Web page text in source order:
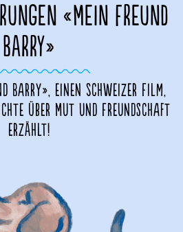
«MEIN FREUND
BARRY»
Barry», einen Schweizer Film,
über Mut und Freundschaft
erzählt!